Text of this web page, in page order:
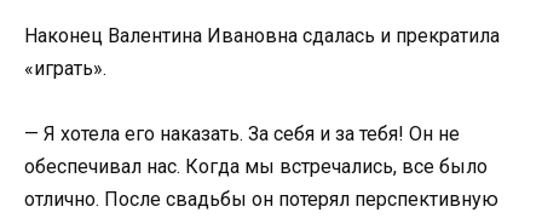
Наконец Валентина Ивановна сдалась и прекратила
«играть».
— Я хотела его наказать. За себя и за тебя! Он не
обеспечивал нас. Когда мы встречались, все было
отлично. После свадьбы он потерял перспективную